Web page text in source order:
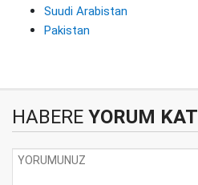
Suudi Arabistan
Pakistan
HABERE YORUM KAT